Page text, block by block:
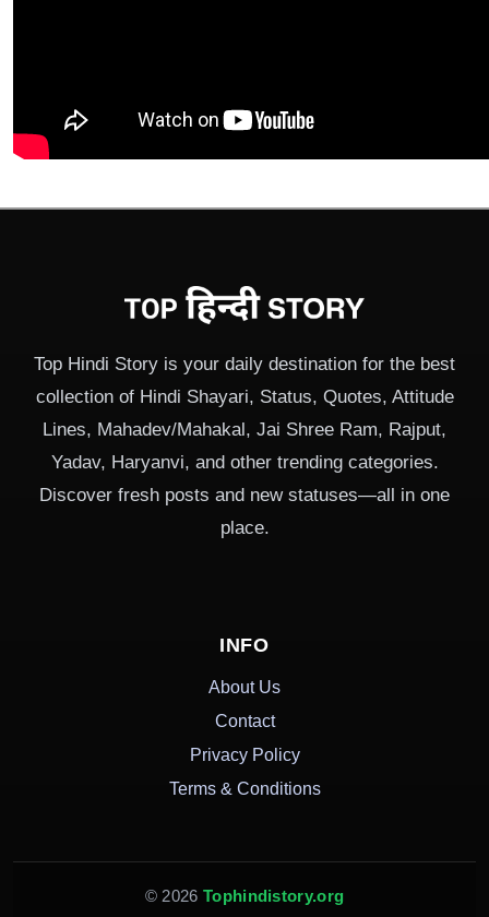
Top Hindi Story is your daily destination for the best
collection of Hindi Shayari, Status, Quotes, Attitude
Lines, Mahadev/Mahakal, Jai Shree Ram, Rajput,
Yadav, Haryanvi, and other trending categories.
Discover fresh posts and new statuses—all in one
place.
INFO
About Us
Contact
Privacy Policy
Terms & Conditions
© 2026 Tophindistory.org